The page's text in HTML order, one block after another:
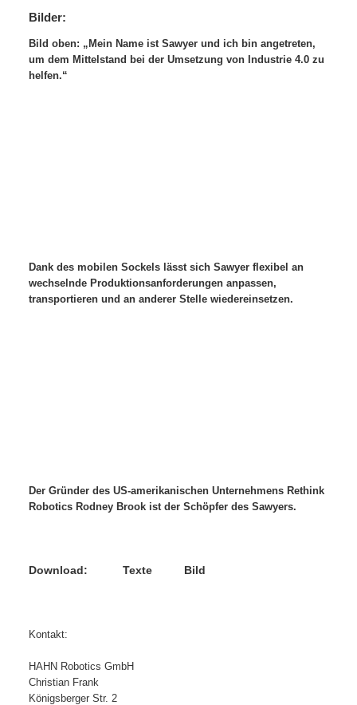
Bilder:
Bild oben: „Mein Name ist Sawyer und ich bin angetreten,
um dem Mittelstand bei der Umsetzung von Industrie 4.0 zu
helfen.“
Dank des mobilen Sockels lässt sich Sawyer flexibel an
wechselnde Produktionsanforderungen anpassen,
transportieren und an anderer Stelle wiedereinsetzen.
Der Gründer des US-amerikanischen Unternehmens Rethink
Robotics Rodney Brook ist der Schöpfer des Sawyers.
Download: Texte Bild
Kontakt:
HAHN Robotics GmbH
Christian Frank
Königsberger Str. 2